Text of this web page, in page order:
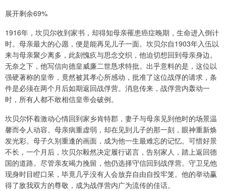
展开剩余69%
1916年，坎贝尔收到家书，却得知母亲罹患癌症晚期，生命进入倒计
时。母亲最大的心愿，便是能再见儿子一面。坎贝尔自1903年入伍以
来与母亲聚少离多，此刻愧疚与思念交织，他迫切想回到母亲身边。
无奈之下，他写信向德皇威廉二世恳求特批。出乎意料的是，这位以
强硬著称的皇帝，竟然被其孝心所感动，批准了这位战俘的请求，条
件是必须在两个月后如期返回战俘营。消息传来，战俘营内轰动一
时，所有人都不敢相信皇帝会破例。
坎贝尔怀着激动心情回到家乡肯特郡，妻子与母亲见到他时的场景温
馨而令人动容。母亲病重虚弱，却在见到儿子的那一刻，眼神重新焕
发光彩。母子久别重逢的画面，成为他一生最难忘的记忆。可惜好景
不长，一个月后，坎贝尔毅然决定履行诺言，告别家人，踏上返回德
国的道路。尽管亲友竭力挽留，他仍选择守信回到战俘营。守卫见他
现身时目瞪口呆，毕竟几乎没有人会放弃自由自投牢笼。他的举动赢
得了敌我双方的尊敬，成为战俘营内广为流传的佳话。